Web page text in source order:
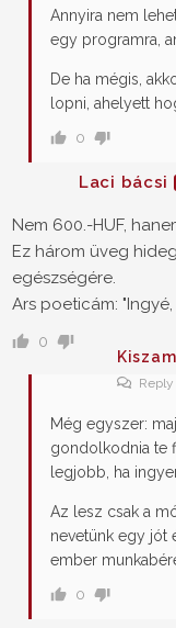
Annyira nem
egy programra,
De ha mégis,
lopni, ahelyett
0
Laci bácsi
Nem 600.-HUF,
Ez három üveg
egészségére.
Ars poeticám:
0
Reply
Még egyszer:
gondolkodnia te
legjobb, ha
Az lesz csak a
nevetünk egy jót
ember
0